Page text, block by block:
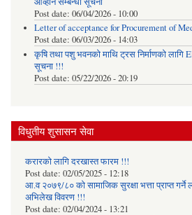
Post date: 06/04/2026 - 10:00
Letter of acceptance for Procurement of
Post date: 06/03/2026 - 14:03
कृषि तथा पशु भवनको माथि ट्रस निर्माणको
सूचना !!!
Post date: 05/22/2026 - 20:19
विधुतीय शुसासन सेवा
करारको लागि दरखास्त फारम !!!
Post date: 02/05/2025 - 12:18
आ.व २०७९/८० को सामाजिक सुरक्षा भत्ता प्राप्त गर्ने
अभिलेख विवरण !!!
Post date: 02/04/2024 - 13:21